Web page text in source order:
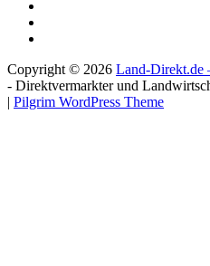
Copyright © 2026 Land-Direkt.de
- Direktvermarkter und
| Pilgrim WordPress Theme